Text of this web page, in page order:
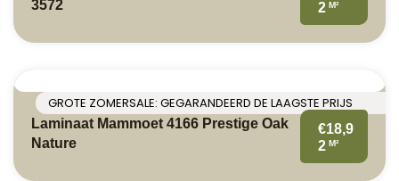
3572
2 M²
GROTE ZOMERSALE: GEGARANDEERD DE LAAGSTE PRIJS
Laminaat Mammoet 4166 Prestige Oak
Nature
€18,9
2 M²